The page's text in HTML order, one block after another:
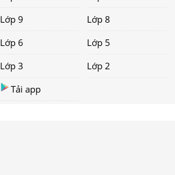
Lớp 9
Lớp 8
Lớp 6
Lớp 5
Lớp 3
Lớp 2
Tải app